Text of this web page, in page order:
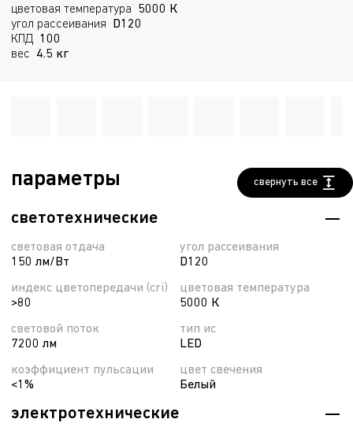
цветовая температура
5000 К
угол рассеивания
D120
КПД 100
вес
4.5 кг
параметры свернуть все
светотехнические
световая отдача
150 лм/Вт
индекс цветопередачи (cri)
>80
световой поток
7200 лм
коэффициент пульсации
<1%
угол рассеивания
D120
цветовая температура
5000 К
тип ис
LED
цвет свечения
Белый
электротехнические